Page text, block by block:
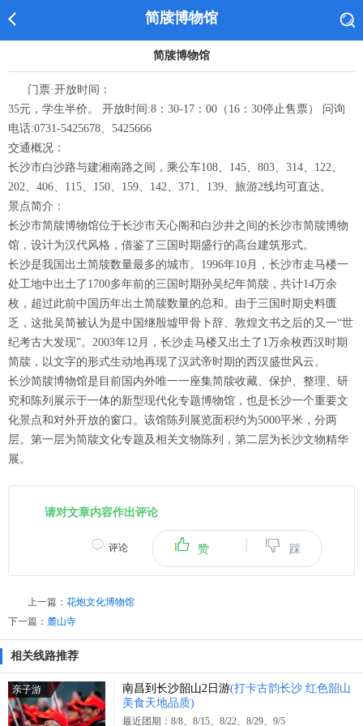
简牍博物馆
简牍博物馆
门票·开放时间：
35元，学生半价。 开放时间:8：30-17：00（16：30停止售票） 问询
电话:0731-5425678、5425666
交通概况：
长沙市白沙路与建湘南路之间，乘公车108、145、803、314、122、
202、406、115、150、159、142、371、139、旅游2线均可直达。
景点简介：
长沙市简牍博物馆位于长沙市天心阁和白沙井之间的长沙市简牍博物
馆，设计为汉代风格，借鉴了三国时期盛行的高台建筑形式。
长沙是我国出土简牍数量最多的城市。1996年10月，长沙市走马楼一
处工地中出土了1700多年前的三国时期孙吴纪年简牍，共计14万余
枚，超过此前中国历年出土简牍数量的总和。由于三国时期史料匮
乏，这批吴简被认为是中国继殷墟甲骨卜辞、敦煌文书之后的又一“世
纪考古大发现”。2003年12月，长沙走马楼又出土了1万余枚西汉时期
简牍，以文字的形式生动地再现了汉武帝时期的西汉盛世风云。
长沙简牍博物馆是目前国内外唯一一座集简牍收藏、保护、整理、研
究和陈列展示于一体的新型现代化专题博物馆，也是长沙一个重要文
化景点和对外开放的窗口。该馆陈列展览面积约为5000平米，分两
层。第一层为简牍文化专题及相关文物陈列，第二层为长沙文物精华
展。
请对文章内容作出评论
赞 踩
评论
上一篇： 花炮文化博物馆
下一篇： 麓山寺
相关线路推荐
亲子游 南昌到长沙韶山2日游(打卡古韵长沙 红色韶山
美食天地品质)
最近团期：8/8、8/15、8/22、8/29、9/5